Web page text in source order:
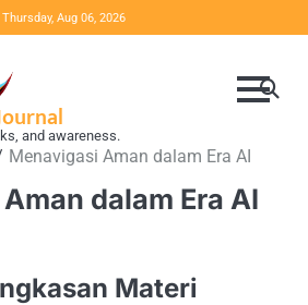
Thursday, Aug 06, 2026
and awareness.
Menavigasi Aman dalam Era AI
dalam Era AI
Materi